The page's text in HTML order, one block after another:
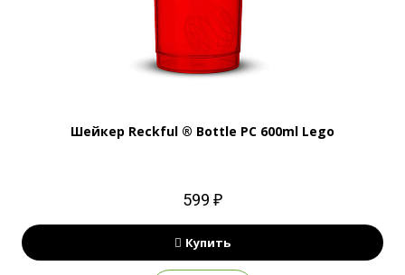
Шейкер Reckful ® Bottle PC 600ml Lego
599 ₽
Купить